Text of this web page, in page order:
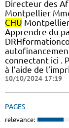
Directeur des
Montpellier
CHU
Apprendre du
connectant ici .
à l’aide de
10/10/2024 17:19
PAGES
relevance: